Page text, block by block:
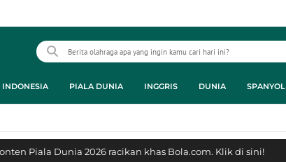
INDONESIA PIALA DUNIA INGGRIS DUNIA SPANYOL
Piala Dunia 2026 racikan khas Bola.com. Klik di sini!